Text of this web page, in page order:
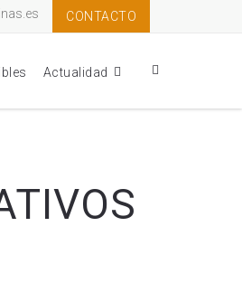
CONTACTO
Actualidad